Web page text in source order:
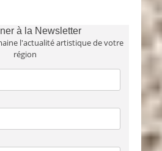
à la Newsletter
l'actualité artistique de votre
région